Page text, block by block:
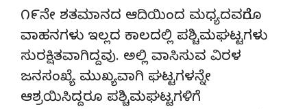
೧೯ನೇ ಶತಮಾನದ ಆದಿಯಿಂದ ಮಧ್ಯದವರೆಗೂ
ವಾಹನಗಳು ಇಲ್ಲದ ಕಾಲದಲ್ಲಿ ಪಶ್ಚಿಮಘಟ್ಟಗಳು
ಸುರಕ್ಷಿತವಾಗಿದ್ದವು. ಅಲ್ಲಿ ವಾಸಿಸುವ ವಿರಳ
ಜನಸಂಖ್ಯೆ ಮುಖ್ಯವಾಗಿ ಘಟ್ಟಗಳನ್ನೇ
ಆಶ್ರಯಿಸಿದ್ದರೂ ಪಶ್ಚಿಮಘಟ್ಟಗಳಿಗೆ